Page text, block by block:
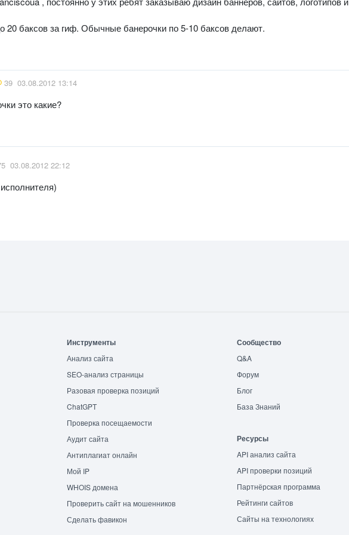
баксов за гиф. Обычные банерочки по 5-10 баксов делают.
39 03.08.2012 13:14
это какие?
03.08.2012 22:12
Инструменты
Анализ сайта
SEO-анализ страницы
Разовая проверка позиций
ChatGPT
Проверка посещаемости
Аудит сайта
Антиплагиат онлайн
Мой IP
WHOIS домена
Проверить сайт на мошенников
Сделать фавикон
Сообщество
Q&A
Форум
Блог
База Знаний
Ресурсы
API анализ сайта
API проверки позиций
Партнёрская программа
Рейтинги сайтов
Сайты на технологиях